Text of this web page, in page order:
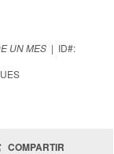
UN MES | ID#:
COMPARTIR